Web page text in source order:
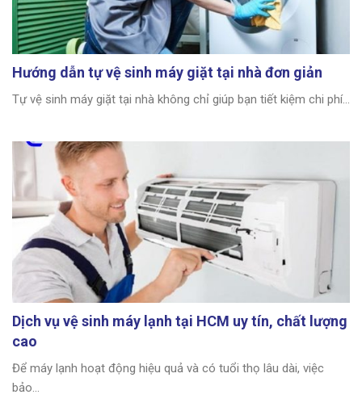
Hướng dẫn tự vệ sinh máy giặt tại nhà đơn giản
Tự vệ sinh máy giặt tại nhà không chỉ giúp bạn tiết kiệm chi phí...
Dịch vụ vệ sinh máy lạnh tại HCM uy tín, chất lượng
cao
Để máy lạnh hoạt động hiệu quả và có tuổi thọ lâu dài, việc
bảo...